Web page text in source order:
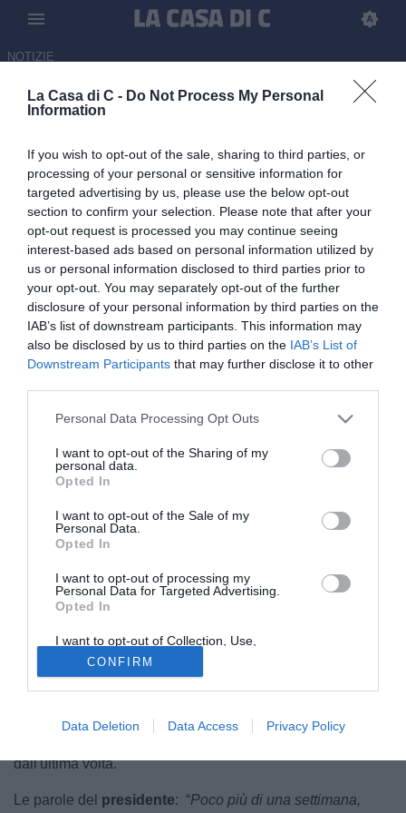
La Casa di C - Do Not Process My Personal
Information
If you wish to opt-out of the sale, sharing to third parties, or
processing of your personal or sensitive information for
targeted advertising by us, please use the below opt-out
section to confirm your selection. Please note that after your
opt-out request is processed you may continue seeing
interest-based ads based on personal information utilized by
us or personal information disclosed to third parties prior to
your opt-out. You may separately opt-out of the further
disclosure of your personal information by third parties on the
IAB’s list of downstream participants. This information may
also be disclosed by us to third parties on the IAB’s List of
Downstream Participants that may further disclose it to other
Personal Data Processing Opt Outs
I want to opt-out of the Sharing of my
personal data.
Opted In
I want to opt-out of the Sale of my
Personal Data.
Opted In
I want to opt-out of processing my
Personal Data for Targeted Advertising.
Opted In
I want to opt-out of Collection, Use,
Retention, Sale, and/or Sharing of my
Personal Data that Is Unrelated with the
Purposes for which it was collected.
Opted Out
CONFIRM
Data Deletion Data Access Privacy Policy
NOTIZIE
Ascoli, il presidente Passeri:
un viaggio bellissimo.
Diventeremo la città dei giovani
e del calcio"
16.06.2026 18:15 diMartin Shira
Le parole del presidente del club bianconero, Bernardino Passeri,
in un lungo saluto al termine di una stagione che ha visto i
bianconeri tornare in B
© foto di Ascoli Calcio 1898
Ascoli si gode la promozione in Serie B
termine della doppia finale
Brescia. A distanza di poco più di una settimana dal
parlare del grande percorso compiuto in questa annata,
dall'ultima volta.
Le parole del presidente: “Poco più di una settimana,